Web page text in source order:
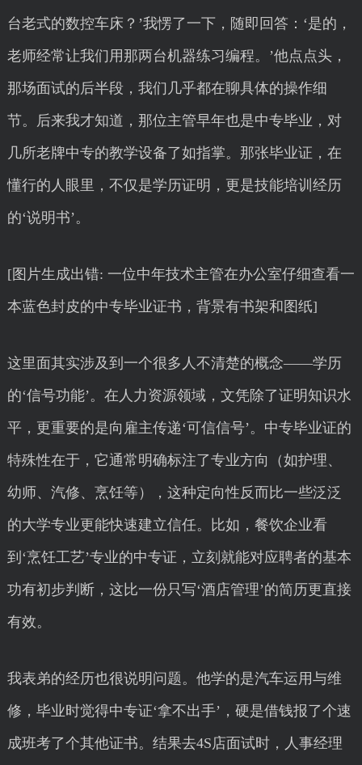
台老式的数控车床？’我愣了一下，随即回答：‘是的，
老师经常让我们用那两台机器练习编程。’他点点头，
那场面试的后半段，我们几乎都在聊具体的操作细
节。后来我才知道，那位主管早年也是中专毕业，对
几所老牌中专的教学设备了如指掌。那张毕业证，在
懂行的人眼里，不仅是学历证明，更是技能培训经历
的‘说明书’。
[图片生成出错: 一位中年技术主管在办公室仔细查看一
本蓝色封皮的中专毕业证书，背景有书架和图纸]
这里面其实涉及到一个很多人不清楚的概念——学历
的‘信号功能’。在人力资源领域，文凭除了证明知识水
平，更重要的是向雇主传递‘可信信号’。中专毕业证的
特殊性在于，它通常明确标注了专业方向（如护理、
幼师、汽修、烹饪等），这种定向性反而比一些泛泛
的大学专业更能快速建立信任。比如，餐饮企业看
到‘烹饪工艺’专业的中专证，立刻就能对应聘者的基本
功有初步判断，这比一份只写‘酒店管理’的简历更直接
有效。
我表弟的经历也很说明问题。他学的是汽车运用与维
修，毕业时觉得中专证‘拿不出手’，硬是借钱报了个速
成班考了个其他证书。结果去4S店面试时，人事经理